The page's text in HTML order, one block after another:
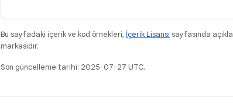
Bu sayfadaki içerik ve kod örnekleri, İçerik Lisansı sayfasında
markasıdır.
Son güncelleme tarihi: 2025-07-27 UTC.